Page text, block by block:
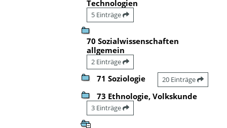
Technologien
5 Einträge
70 Sozialwissenschaften
allgemein
2 Einträge
71 Soziologie 20 Einträge
73 Ethnologie, Volkskunde
3 Einträge